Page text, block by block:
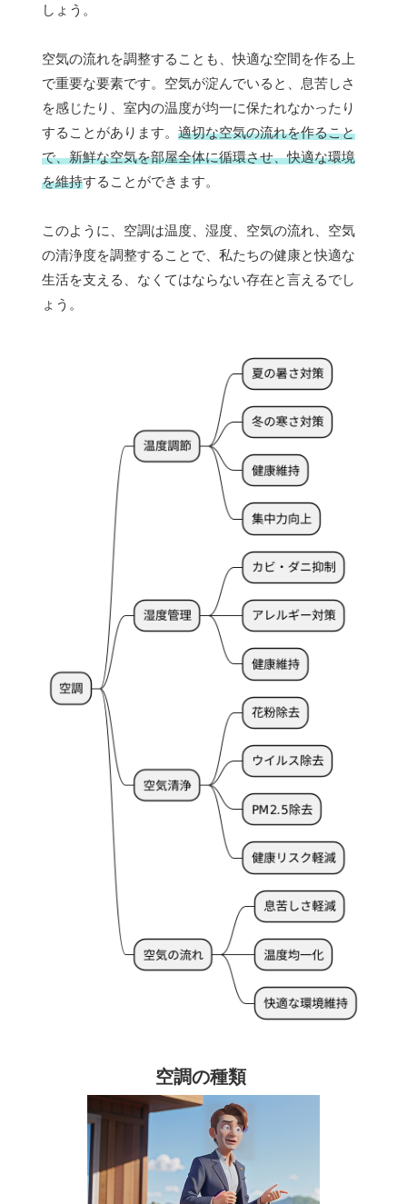
しょう。
空気の流れを調整することも、快適な空間を作る上
で重要な要素です。空気が淀んでいると、息苦しさ
を感じたり、室内の温度が均一に保たれなかったり
することがあります。 適切な空気の流れを作ること
で、新鮮な空気を部屋全体に循環させ、快適な環境
を維持することができます。
このように、空調は温度、湿度、空気の流れ、空気
の清浄度を調整することで、私たちの健康と快適な
生活を支える、なくてはならない存在と言えるでし
ょう。
空調の種類